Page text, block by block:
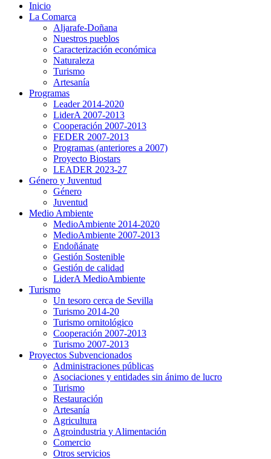
Inicio
La Comarca
Aljarafe-Doñana
Nuestros pueblos
Caracterización económica
Naturaleza
Turismo
Artesanía
Programas
Leader 2014-2020
LiderA 2007-2013
Cooperación 2007-2013
FEDER 2007-2013
Programas (anteriores a 2007)
Proyecto Biostars
LEADER 2023-27
Género y Juventud
Género
Juventud
Medio Ambiente
MedioAmbiente 2014-2020
MedioAmbiente 2007-2013
Endoñánate
Gestión Sostenible
Gestión de calidad
LiderA MedioAmbiente
Turismo
Un tesoro cerca de Sevilla
Turismo 2014-20
Turismo ornitológico
Cooperación 2007-2013
Turismo 2007-2013
Proyectos Subvencionados
Administraciones públicas
Asociaciones y entidades sin ánimo de lucro
Turismo
Restauración
Artesanía
Agricultura
Agroindustria y Alimentación
Comercio
Otros servicios